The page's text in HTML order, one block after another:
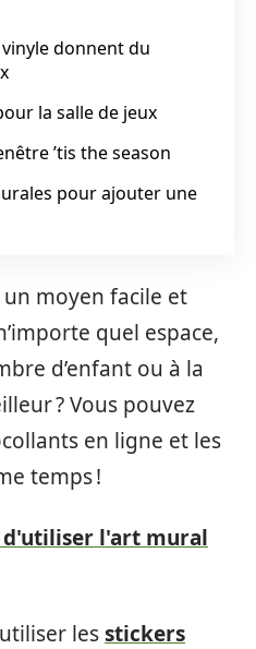
donnent du
la salle de jeux
’tis the season
pour ajouter une
moyen facile et
quel espace,
d’enfant ou à la
? Vous pouvez
en ligne et les
temps !
d'utiliser l'art mural
lesstickers